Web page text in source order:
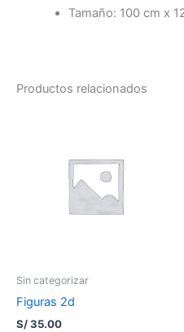
Tamaño: 100 cm x
Productos relacionados
Sin categorizar
Figuras 2d
S/35.00